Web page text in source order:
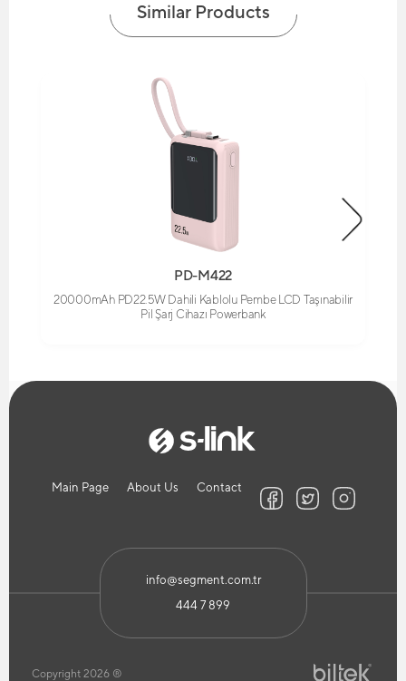
Similar Products
PD-M422
20000mAh PD22.5W Dahili Kablolu Pembe LCD Taşınabilir
Pil Şarj Cihazı Powerbank
Main Page About Us Contact
info@segment.com.tr
444 7 899
Copyright 2026 ®